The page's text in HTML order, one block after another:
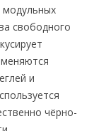
модульных
свободного
и
чёрно-